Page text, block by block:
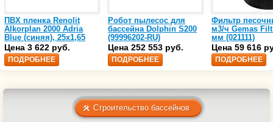
ПВХ пленка Renolit
Alkorplan 2000 Adria
Blue (синяя), 25х1,65
(35216203)
Цена 3 622 руб.
ПОДРОБНЕЕ
Робот пылесос для
бассейна Dolphin S200
(99996202-RU)
Цена 252 553 руб.
ПОДРОБНЕЕ
Фильтр
м3/ч Gemas
мм (021111)
Цена 59 616
ПОДРОБНЕЕ
Строительство бассейнов